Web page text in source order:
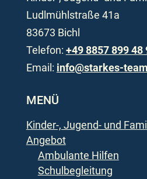
Ludlmühlstraße 41a
83673 Bichl
Telefon: +49 8857 899 48
Email: info@starkes-
MENÜ
Kinder-, Jugend- und
Angebot
Ambulante Hilfen
Schulbegleitung